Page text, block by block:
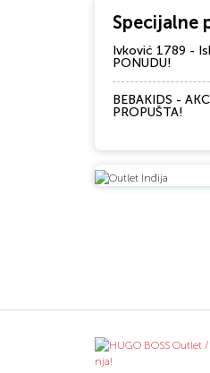
Specijalne
Ivković 1789 -
PONUDU!
BEBAKIDS -
PROPUŠTA!